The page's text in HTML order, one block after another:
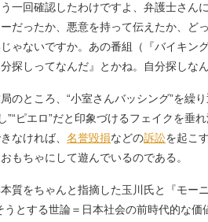
う一回確認したわけですよ、弁護士さ
だったか、悪意を持って伝えたか、
ゃないですか。あの番組（『バイキ
探しってなんだ』とかね。自分探しな
のところ、“小室さんバッシング”を繰
”“ピエロ”だと印象づけるフェイクを
なければ、 名誉毀損などの訴訟を起こ
もちゃにして遊んでいるのである。
質をちゃんと指摘した玉川氏と『モー
とする世論＝日本社会の前時代的な価